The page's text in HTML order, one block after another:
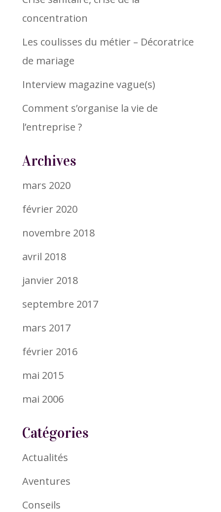
concentration
Les coulisses du métier – Décoratrice
de mariage
Interview magazine vague(s)
Comment s’organise la vie de
l’entreprise ?
Archives
mars 2020
février 2020
novembre 2018
avril 2018
janvier 2018
septembre 2017
mars 2017
février 2016
mai 2015
mai 2006
Catégories
Actualités
Aventures
Conseils